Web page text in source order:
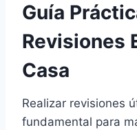
Guía
Revisiones
Casa
Realizar revisiones
fundamental para